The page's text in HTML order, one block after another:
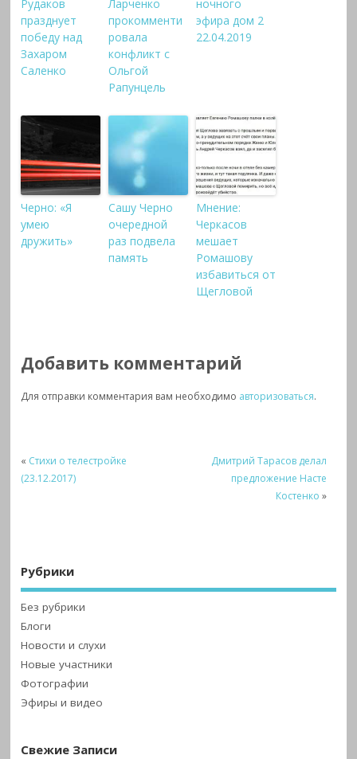
Рудаков
празднует
победу над
Захаром
Саленко
Ларченко
прокомменти
ровала
конфликт с
Ольгой
Рапунцель
ночного
эфира дом 2
22.04.2019
Черно: «Я
умею
дружить»
Сашу Черно
очередной
раз подвела
память
Мнение:
Черкасов
мешает
Ромашову
избавиться от
Щегловой
Добавить комментарий
Для отправки комментария вам необходимо авторизоваться.
« Стихи о телестройке
(23.12.2017)
Дмитрий Тарасов делал
предложение Насте
Костенко »
Рубрики
Без рубрики
Блоги
Новости и слухи
Новые участники
Фотографии
Эфиры и видео
Свежие Записи